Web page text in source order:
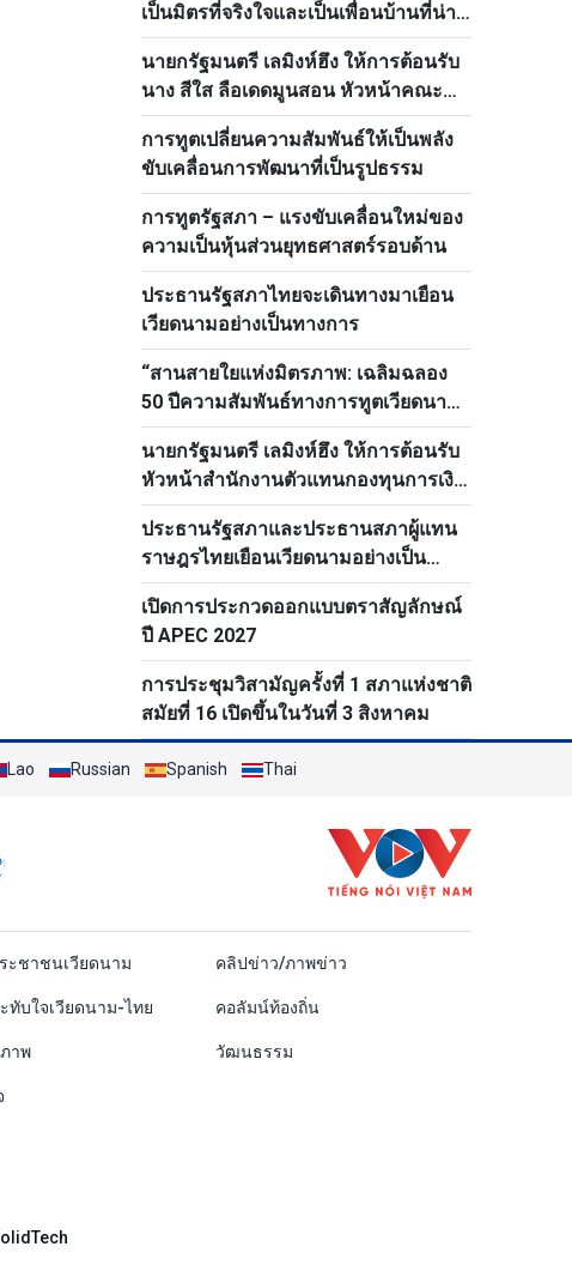
เป็นมิตรที่จริงใจและเป็นเพื่อนบ้านที่น่า
ไว้วางใจของเวียดนามเสมอ"
นายกรัฐมนตรี เลมิงห์ฮึง ให้การต้อนรับ
นาง สีใส ลือเดดมูนสอน หัวหน้าคณะ
กรรมการด้านบุคลากรส่วนกลางพรรค
ประชาชนปฏิวัติลาว
การทูตเปลี่ยนความสัมพันธ์ให้เป็นพลัง
ขับเคลื่อนการพัฒนาที่เป็นรูปธรรม
การทูตรัฐสภา – แรงขับเคลื่อนใหม่ของ
ความเป็นหุ้นส่วนยุทธศาสตร์รอบด้าน
ประธานรัฐสภาไทยจะเดินทางมาเยือน
เวียดนามอย่างเป็นทางการ
“สานสายใยแห่งมิตรภาพ: เฉลิมฉลอง
50 ปีความสัมพันธ์ทางการทูตเวียดนาม–
ไทย”
นายกรัฐมนตรี เลมิงห์ฮึง ให้การต้อนรับ
หัวหน้าสำนักงานตัวแทนกองทุนการเงิน
ระหว่างประเทศ
ประธานรัฐสภาและประธานสภาผู้แทน
ราษฎรไทยเยือนเวียดนามอย่างเป็น
ทางการ
เปิดการประกวดออกแบบตราสัญลักษณ์
ปี APEC 2027
การประชุมวิสามัญครั้งที่ 1 สภาแห่งชาติ
สมัยที่ 16 เปิดขึ้นในวันที่ 3 สิงหาคม
Lao Russian Spanish Thai
ะชาชนเวียดนาม คลิปข่าว/ภาพข่าว
ทับใจเวียดนาม-ไทย คอลัมน์ท้องถิ่น
าพ วัฒนธรรม